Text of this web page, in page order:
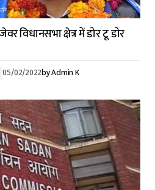
विधानसभा क्षेत्र में डोर टू डोर
05/02/2022byAdmin K